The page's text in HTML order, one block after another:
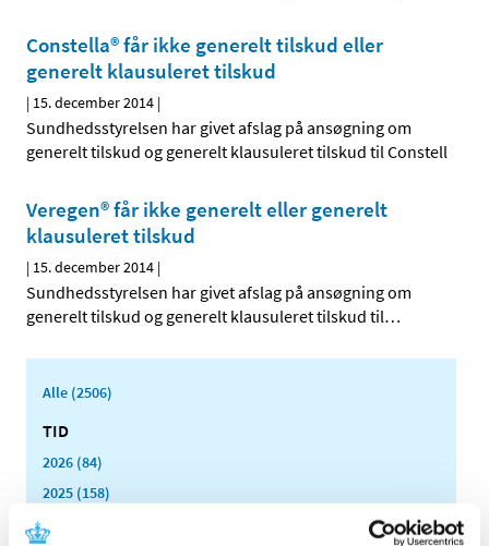
Constella® får ikke generelt tilskud eller
generelt klausuleret tilskud
| 15. december 2014 |
Sundhedsstyrelsen har givet afslag på ansøgning om
generelt tilskud og generelt klausuleret tilskud til Constell
Veregen® får ikke generelt eller generelt
klausuleret tilskud
| 15. december 2014 |
Sundhedsstyrelsen har givet afslag på ansøgning om
generelt tilskud og generelt klausuleret tilskud til…
Alle (2506)
TID
2026 (84)
2025 (158)
2024 (224)